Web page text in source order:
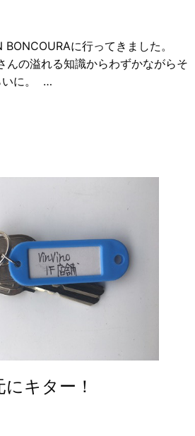
BONCOURAに行ってきました。
の溢れる知識からわずかながらそ
いに。 …
キター！